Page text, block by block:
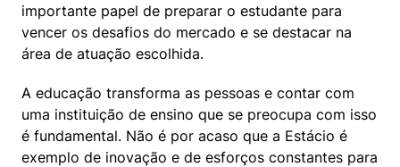
importante papel de preparar o estudante para
vencer os desafios do mercado e se destacar na
área de atuação escolhida.
A educação transforma as pessoas e contar com
uma instituição de ensino que se preocupa com isso
é fundamental. Não é por acaso que a Estácio é
exemplo de inovação e de esforços constantes para